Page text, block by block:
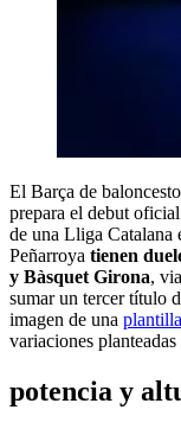
El Barça de
prepara el debut
de una Lliga Catalana
Peñarroya tienen
y Bàsquet Girona,
sumar un tercer título
imagen de una
variaciones
potencia y